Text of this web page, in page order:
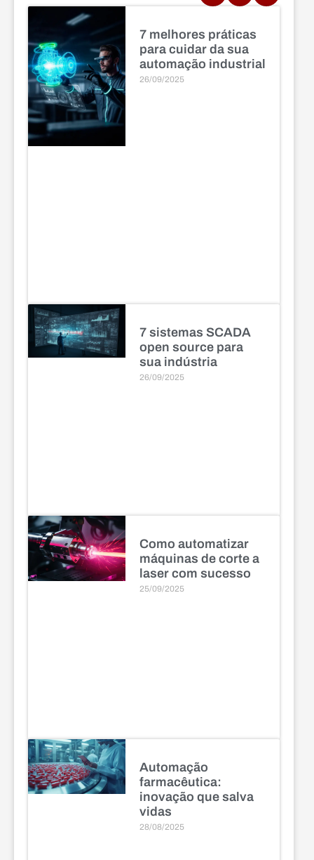
7 melhores práticas
para cuidar da sua
automação industrial
26/09/2025
7 sistemas SCADA
open source para
sua indústria
26/09/2025
Como automatizar
máquinas de corte a
laser com sucesso
25/09/2025
Automação
farmacêutica:
inovação que salva
vidas
28/08/2025